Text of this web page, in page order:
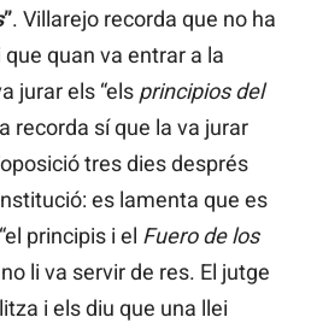
”. Villarejo recorda que no ha
quan va entrar a la
jurar els “els principios del
recorda sí que la va jurar
tres dies després
es lamenta que es
principis i el Fuero de los
li va servir de res. El jutge
i els diu que una llei